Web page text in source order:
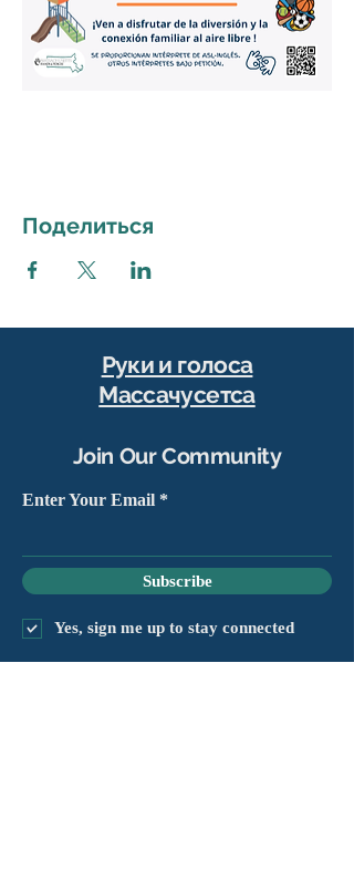
Поделиться
Руки и голоса
Массачусетса
Join Our Community
Enter Your Email
Subscribe
Yes, sign me up to stay connected